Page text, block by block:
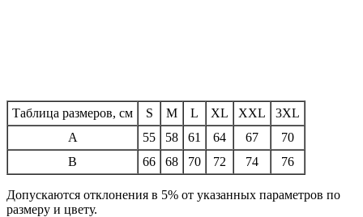
Таблица размеров, см S M L XL XXL
3XL
A
55 58 61 64 67
70
B
66 68 70 72 74 76
Допускаются отклонения в 5% от указанных параметров по
размеру и цвету.